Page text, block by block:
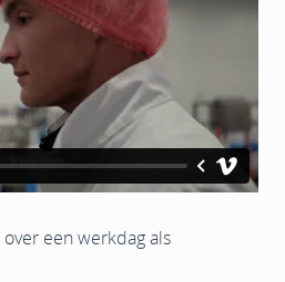
een werkdag als